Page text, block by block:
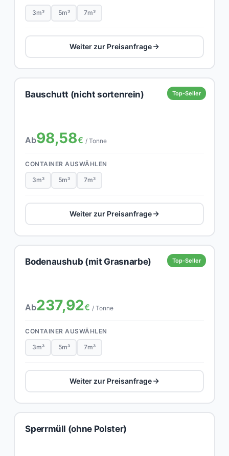
3m³ 5m³ 7m³
Weiter zur Preisanfrage
Top-Seller
Bauschutt (nicht sortenrein)
Ab98,58€ / Tonne
CONTAINER AUSWÄHLEN
3m³ 5m³ 7m³
Weiter zur Preisanfrage
Top-Seller
Bodenaushub (mit Grasnarbe)
Ab237,92€ / Tonne
CONTAINER AUSWÄHLEN
3m³ 5m³ 7m³
Weiter zur Preisanfrage
Sperrmüll (ohne Polster)